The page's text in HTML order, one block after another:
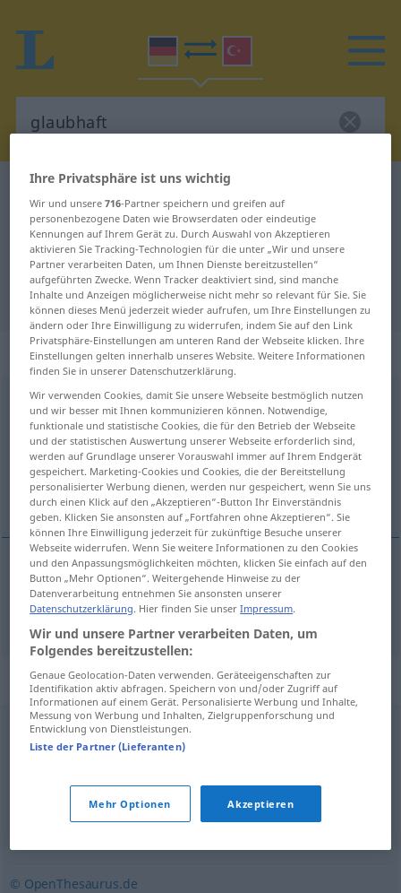
Deutsch-Türkisch Wörterbuch
Deutsch-Türkisch Übersetzung für
"glaubhaft"
"glaubhaft" Türkisch Übersetzung
„glaubhaft“: Adjektiv, adjektivisch
glaubhaftadj
Übersicht aller Übersetzungen
(Für mehr Details die Übersetzung anklicken/antippen)
inandırıcı, ikna edici
inandırıcı,iknaedici glaubhaft
Synonyme für "glaubhaft"
fassbar,eingängig,klar,ersichtlich
© OpenThesaurus.de
Ihre Privatsphäre ist uns wichtig
Wir und unsere716-Partner speichern und greifen auf
personenbezogene Daten wie Browserdaten oder eindeutige
Kennungen auf Ihrem Gerät zu. Durch Auswahl von Akzeptieren
aktivieren Sie Tracking-Technologien für die unter „Wir und unsere
Partner verarbeiten Daten, um Ihnen Dienste bereitzustellen“
aufgeführten Zwecke. Wenn Tracker deaktiviert sind, sind manche
Inhalte und Anzeigen möglicherweise nicht mehr so relevant für Sie. Sie
können dieses Menü jederzeit wieder aufrufen, um Ihre Einstellungen zu
ändern oder Ihre Einwilligung zu widerrufen, indem Sie auf den Link
Privatsphäre-Einstellungen am unteren Rand der Webseite klicken. Ihre
Einstellungen gelten innerhalb unseres Website. Weitere Informationen
finden Sie in unserer Datenschutzerklärung.
Wir verwenden Cookies, damit Sie unsere Webseite bestmöglich nutzen
und wir besser mit Ihnen kommunizieren können. Notwendige,
funktionale und statistische Cookies, die für den Betrieb der Webseite
und der statistischen Auswertung unserer Webseite erforderlich sind,
werden auf Grundlage unserer Vorauswahl immer auf Ihrem Endgerät
gespeichert. Marketing-Cookies und Cookies, die der Bereitstellung
personalisierter Werbung dienen, werden nur gespeichert, wenn Sie uns
durch einen Klick auf den „Akzeptieren“-Button Ihr Einverständnis
geben. Klicken Sie ansonsten auf „Fortfahren ohne Akzeptieren“. Sie
können Ihre Einwilligung jederzeit für zukünftige Besuche unserer
Webseite widerrufen. Wenn Sie weitere Informationen zu den Cookies
und den Anpassungsmöglichkeiten möchten, klicken Sie einfach auf den
Button „Mehr Optionen“. Weitergehende Hinweise zu der
Datenverarbeitung entnehmen Sie ansonsten unserer
Datenschutzerklärung. Hier finden Sie unserImpressum.
Wir und unsere Partner verarbeiten Daten, um
Folgendes bereitzustellen:
Genaue Geolocation-Daten verwenden. Geräteeigenschaften zur
Identifikation aktiv abfragen. Speichern von und/oder Zugriff auf
Informationen auf einem Gerät. Personalisierte Werbung und Inhalte,
Messung von Werbung und Inhalten, Zielgruppenforschung und
Entwicklung von Dienstleistungen.
Liste der Partner (Lieferanten)
Mehr Optionen Akzeptieren